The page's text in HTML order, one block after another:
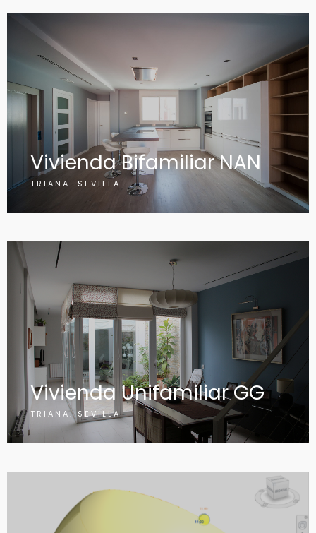
Vivienda Bifamiliar NAN
TRIANA. SEVILLA
Vivienda Unifamiliar GG
TRIANA. SEVILLA